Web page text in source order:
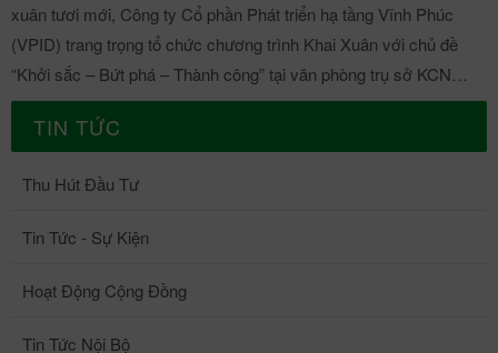
xuân tươi mới, Công ty Cổ phần Phát triển hạ tầng Vĩnh Phúc
(VPID) trang trọng tổ chức chương trình Khai Xuân với chủ đề
“Khởi sắc – Bứt phá – Thành công” tại văn phòng trụ sở KCN
Khai Quang và KCN Sông Lô II, đánh dấu thời khắc khởi đầu cho
một năm đổi mới, tăng tốc và phát triển bền vững. VPID khai
công! Theo truyền thống mỗi dịp xuân về, Chủ tịch Hội đồng
toàn thể Cán bộ Nhân viên, đồng thời trao những bao lì xì đỏ thắm
như lời chúc may mắn, khởi đầu hanh thông, tiếp thêm khí thế và
Trịnh Việt Dũng - Chủ tịch HĐQT gửi lời chúc mừng năm mới đến
TIN TỨC
Thu Hút Đầu Tư
Tin Tức - Sự Kiện
Hoạt Động Cộng Đồng
Tin Tức Nội Bộ